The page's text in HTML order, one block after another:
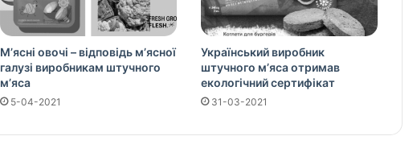
М’ясні овочі – відповідь м’ясної
галузі виробникам штучного
м’яса
5-04-2021
Український виробник
штучного м’яса отримав
екологічний сертифікат
31-03-2021